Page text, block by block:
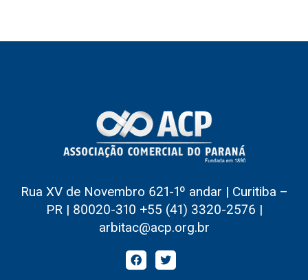
Rua XV de Novembro 621-1º andar | Curitiba –
PR | 80020-310 +55 (41) 3320-2576 |
arbitac@acp.org.br